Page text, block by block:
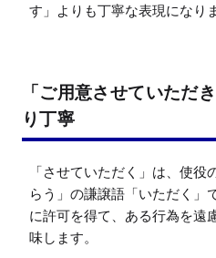
す」よりも丁寧な表現になり
「ご用意させていただ
り丁寧
「させていただく」は、使
らう」の謙譲語「いただく」
に許可を得て、ある行為を遠
味します。